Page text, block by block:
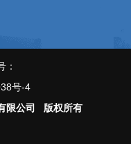
：
号-4
限公司 版权所有